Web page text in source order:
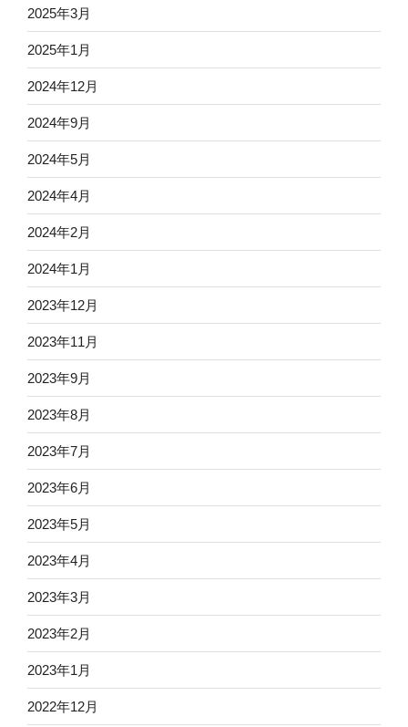
2025年3月
2025年1月
2024年12月
2024年9月
2024年5月
2024年4月
2024年2月
2024年1月
2023年12月
2023年11月
2023年9月
2023年8月
2023年7月
2023年6月
2023年5月
2023年4月
2023年3月
2023年2月
2023年1月
2022年12月